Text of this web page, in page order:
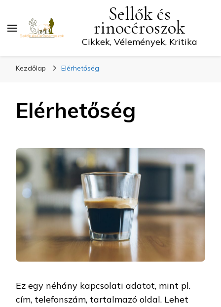
Sellők és
rinocéroszok
Cikkek, Vélemények, Kritika
Kezdőlap Elérhetőség
Elérhetőség
Ez egy néhány kapcsolati adatot, mint pl.
cím, telefonszám, tartalmazó oldal. Lehet